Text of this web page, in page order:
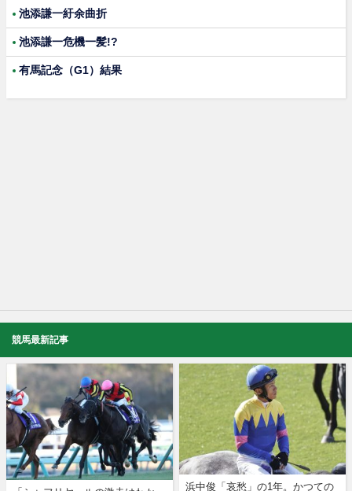
池添謙一紆余曲折
池添謙一危機一髪!?
有馬記念（G1）結果
競馬最新記事
浜中俊「哀愁」の1年。かつての